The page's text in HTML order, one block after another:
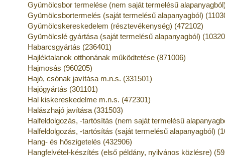
Gyümölcsbor termelése (nem saját termelésű
Gyümölcsbortermelés (saját termelésű alapanyagból)
Gyümölcskereskedelem (résztevékenység) (472102)
Gyümölcslé gyártása (saját termelésű alapanyagból)
Habarcsgyártás (236401)
Hajléktalanok otthonának működtetése (871006)
Hajmosás (960205)
Hajó, csónak javítása m.n.s. (331501)
Hajógyártás (301101)
Hal kiskereskedelme m.n.s. (472301)
Halászhajó javítása (331503)
Halfeldolgozás, -tartósítás (nem saját termelésű
Halfeldolgozás, -tartósítás (saját termelésű alapanyagból)
Hang- és hőszigetelés (432906)
Hangfelvétel-készítés (első példány, nyilvános közlésre)